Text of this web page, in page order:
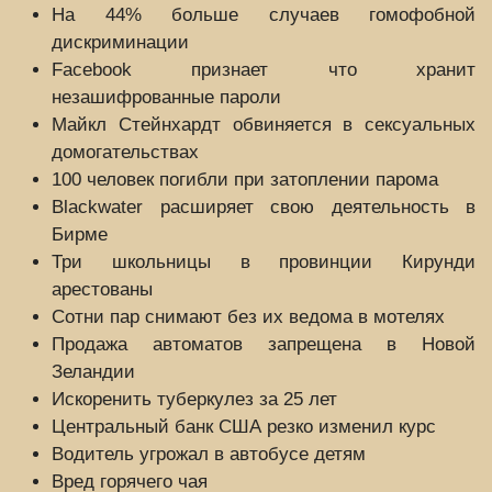
На 44% больше случаев гомофобной
дискриминации
Facebook признает что хранит
незашифрованные пароли
Майкл Стейнхардт обвиняется в сексуальных
домогательствах
100 человек погибли при затоплении парома
Blackwater расширяет свою деятельность в
Бирме
Три школьницы в провинции Кирунди
арестованы
Сотни пар снимают без их ведома в мотелях
Продажа автоматов запрещена в Новой
Зеландии
Искоренить туберкулез за 25 лет
Центральный банк США резко изменил курс
Водитель угрожал в автобусе детям
Вред горячего чая